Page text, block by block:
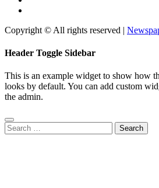
Copyright © All rights reserved |
Header Toggle Sidebar
This is an example widget to show how
looks by default. You can add custom
the admin.
Search
for: